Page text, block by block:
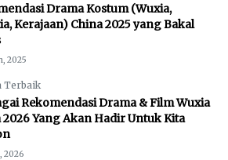
Drama Kostum (Wuxia,
Kerajaan) China 2025 yang Bakal
2025
Terbaik
Rekomendasi Drama & Film Wuxia
2026 Yang Akan Hadir Untuk Kita
2026